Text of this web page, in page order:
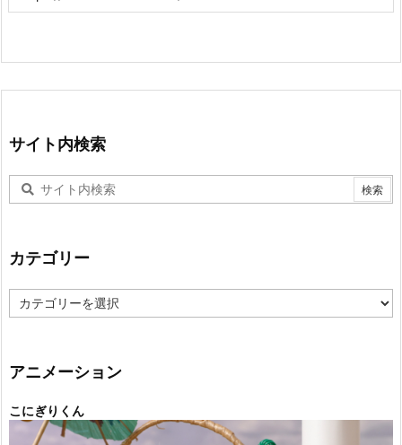
サイト内検索
カテゴリー
テ
ー
アニメーション
こにぎりくん